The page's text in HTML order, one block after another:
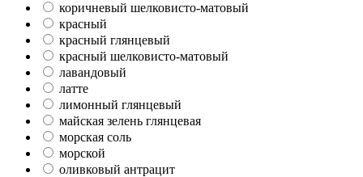
коричневый шелковисто-матовый
красный
красный глянцевый
красный шелковисто-матовый
лавандовый
латте
лимонный глянцевый
майская зелень глянцевая
морская соль
морской
оливковый антрацит